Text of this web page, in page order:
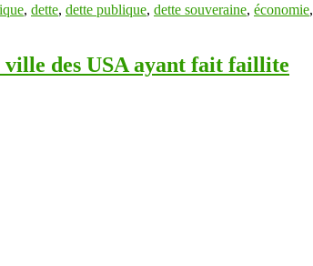
, dette, dette publique, dette souveraine, économie,
des USA ayant fait faillite